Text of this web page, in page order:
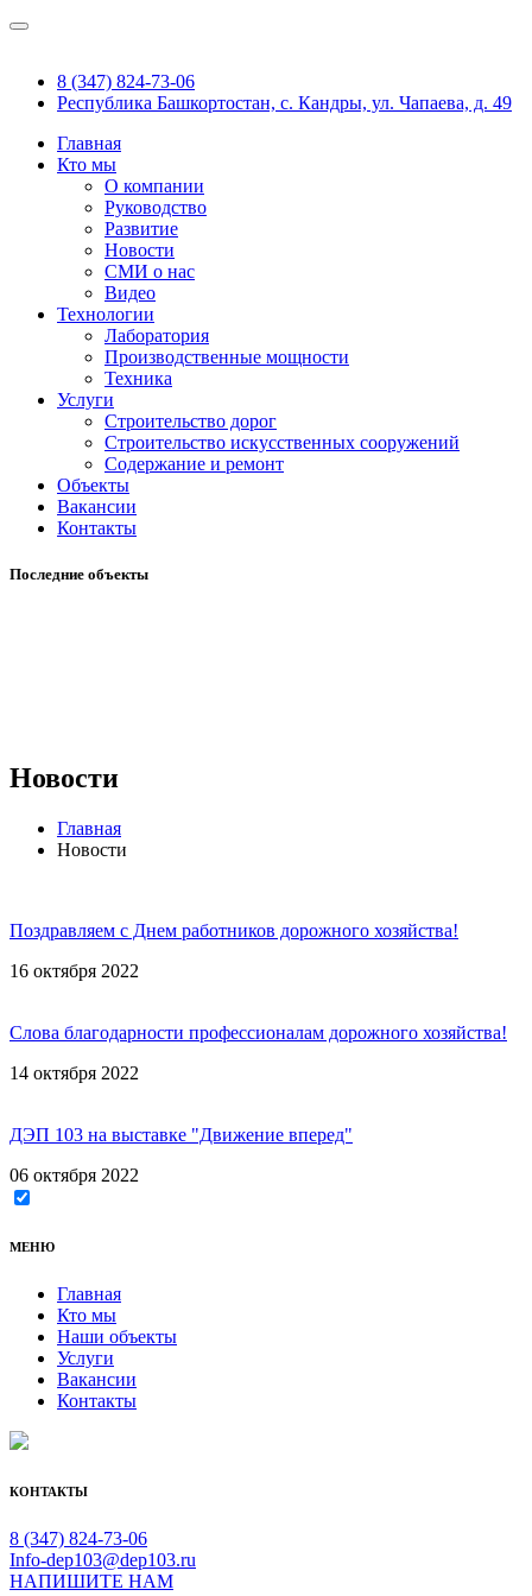
8 (347) 824-73-06
Республика Башкортостан, с. Кандры, ул. Чапаева, д. 49
Главная
Кто мы
О компании
Руководство
Развитие
Новости
СМИ о нас
Видео
Технологии
Лаборатория
Производственные мощности
Техника
Услуги
Строительство дорог
Строительство искусственных сооружений
Содержание и ремонт
Объекты
Вакансии
Контакты
Последние объекты
Новости
Главная
Новости
Поздравляем с Днем работников дорожного хозяйства!
16 октября 2022
Слова благодарности профессионалам дорожного хозяйства!
14 октября 2022
ДЭП 103 на выставке "Движение вперед"
06 октября 2022
МЕНЮ
Главная
Кто мы
Наши объекты
Услуги
Вакансии
Контакты
КОНТАКТЫ
8 (347) 824-73-06
Info-dep103@dep103.ru
НАПИШИТЕ НАМ